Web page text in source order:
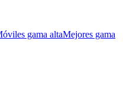
gama altaMejores gama